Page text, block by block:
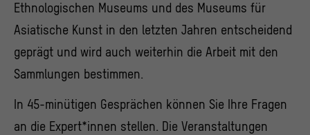
Ethnologischen Museums und des Museums für
Asiatische Kunst in den letzten Jahren entscheidend
geprägt und wird auch weiterhin die Arbeit mit den
Sammlungen bestimmen.
In 45-minütigen Gesprächen können Sie Ihre Fragen
an die Expert*innen stellen. Die Veranstaltungen